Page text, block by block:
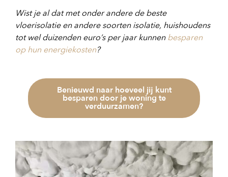
Wist je al dat met onder andere de beste
vloerisolatie en andere soorten isolatie, huishoudens
tot wel duizenden euro’s per jaar kunnen besparen
op hun energiekosten?
Benieuwd naar hoeveel jij kunt
besparen door je woning te
verduurzamen?